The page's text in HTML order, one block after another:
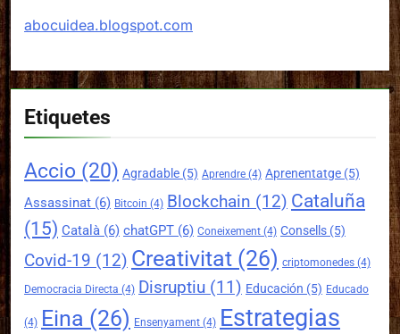
abocuidea.blogspot.com
Etiquetes
Accio (20) Agradable (5) Aprendre (4) Aprenentatge (5)
Assassinat (6) Bitcoin (4) Blockchain (12) Cataluña
(15) Català (6) chatGPT (6) Coneixement (4) Consells (5)
Covid-19 (12) Creativitat (26) criptomonedes (4)
Democracia Directa (4) Disruptiu (11) Educación (5) Educado
(4) Eina (26) Ensenyament (4) Estrategias